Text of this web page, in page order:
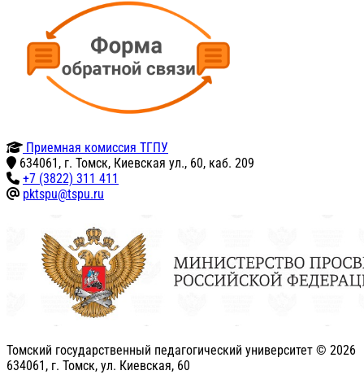
Приемная комиссия ТГПУ
634061, г. Томск, Киевская ул., 60, каб. 209
+7 (3822) 311 411
pktspu@tspu.ru
Томский государственный педагогический университет © 2026
634061, г. Томск, ул. Киевская, 60